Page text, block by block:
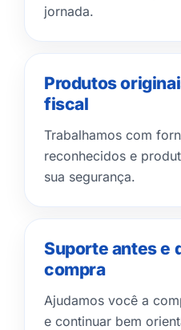
jornada.
Produtos
fiscal
Trabalhamos com
reconhecidos e
sua segurança.
Suporte antes e
compra
Ajudamos você a
e continuar bem